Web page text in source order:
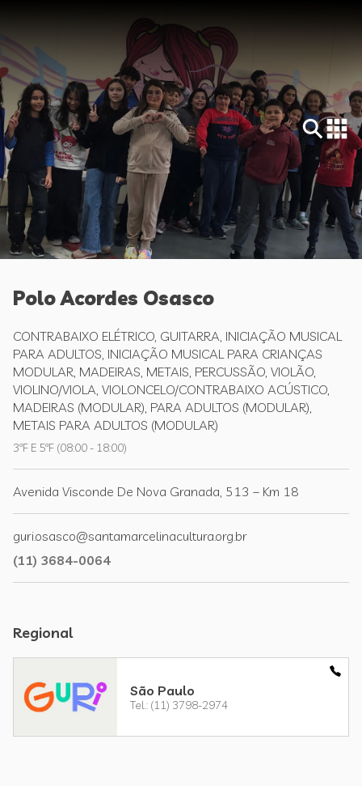
Polo Acordes Osasco
CONTRABAIXO ELÉTRICO, GUITARRA, INICIAÇÃO MUSICAL
PARA ADULTOS, INICIAÇÃO MUSICAL PARA CRIANÇAS
MODULAR, MADEIRAS, METAIS, PERCUSSÃO, VIOLÃO,
VIOLINO/VIOLA, VIOLONCELO/CONTRABAIXO ACÚSTICO,
MADEIRAS (MODULAR), PARA ADULTOS (MODULAR),
METAIS PARA ADULTOS (MODULAR)
3ªF E 5ªF (08:00 - 18:00)
Avenida Visconde De Nova Granada, 513 – Km 18
guri.osasco@santamarcelinacultura.org.br
(11) 3684-0064
Regional
São Paulo
Tel.: (11) 3798-2974